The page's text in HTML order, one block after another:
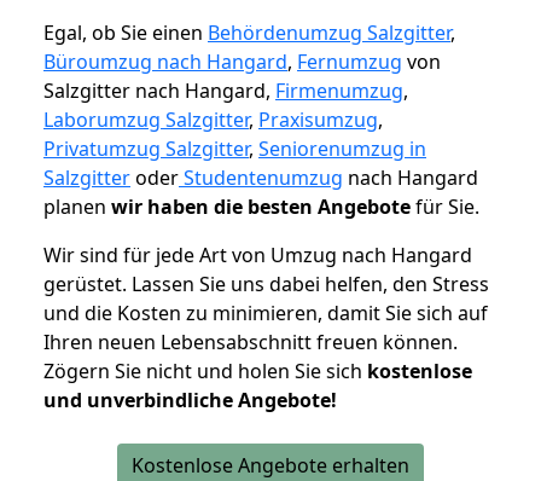
Egal, ob Sie einen Behördenumzug Salzgitter,
Büroumzug nach Hangard, Fernumzug von
Salzgitter nach Hangard, Firmenumzug,
Laborumzug Salzgitter, Praxisumzug,
Privatumzug Salzgitter, Seniorenumzug in
SalzgitteroderStudentenumzug nach Hangard
planen wir haben die besten Angebotefür Sie.
Wir sind für jede Art von Umzug nach Hangard
gerüstet. Lassen Sie uns dabei helfen, den Stress
und die Kosten zu minimieren, damit Sie sich auf
Ihren neuen Lebensabschnitt freuen können.
Zögern Sie nicht und holen Sie sich kostenlose
und unverbindliche Angebote!
Kostenlose Angebote erhalten